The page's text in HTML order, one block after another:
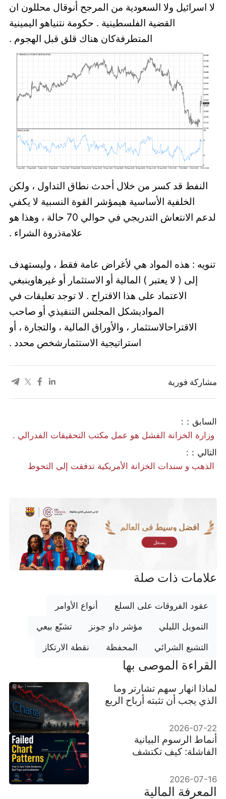
لا اسرائيل ولا السعودية من المرجح أنوقال محللون ان
القضية الفلسطينية . حكومة نتنياهو اليمينية
المتطرفةكان هناك قلق قبل الهجوم .
النفط قد كسر من خلال أحدث نطاق التداول ، ولكن
الخلفية الأساسية هيمؤشر القوة النسبية لا يكفي
لدعم الانتعاش التدريجي في حوالي 70 حالة ، وهذا هو
علامةذروة الشراء .
تنويه : هذه المواد هي لأغراض عامة فقط ، وليستهدف
إلى ( لا يعتبر ) المالية أو الاستثمار أو غيرهاوينبغي
اﻻعتماد على هذا اﻻقتراح . لا توجد تعليقات في
المواديشكل المجلس التنفيذي أو صاحب
الاقتراحالاستثمار ، والأوراق المالية ، والتجارة ، أو
استراتيجية الاستثمارشخص محدد .
مشاركة فورية
السابق：:
​ وزارة الخزانة الفشل هو عمل مكتب التحقيقات الفدرالي .
التالي：:
​ الذهب و سندات الخزانة الأمريكية تدفقت إلى التحوط
أفضل وسيط في العالم
يسجل
علامات ذات صلة
عقود الفروقات على السلع أنواع الأوامر
التمويل الليلي مؤشر داو جونز تشبّع بيعي
التشبع الشرائي المحفظة نقطة الارتكاز
القراءة الموصى بها
لماذا انهار سهم تشارتر وما
الذي يجب أن تثبته أرباح الربع
2026-07-22
أنماط الرسوم البيانية
الفاشلة: كيف تكتشف
الثيران وإبطال النموذج
2026-07-16
المعرفة المالية